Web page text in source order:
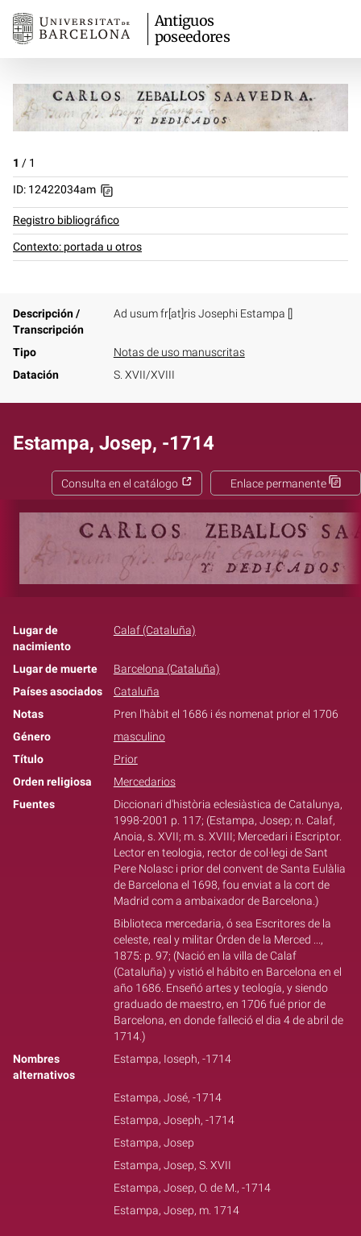
Antiguos
poseedores
1 / 1
ID: 12422034am
Registro bibliográfico
Contexto: portada u otros
Descripción /
Transcripción
Ad usum fr[at]ris Josephi Estampa []
Tipo
Notas de uso manuscritas
Datación
S. XVII/XVIII
Estampa, Josep, -1714
Enlace permanente
Consulta en el catálogo
Lugar de
nacimiento
Calaf (Cataluña)
Lugar de muerte
Barcelona (Cataluña)
Países asociados
Cataluña
Notas
Pren l'hàbit el 1686 i és nomenat prior el 1706
Género
masculino
Título
Prior
Orden religiosa
Mercedarios
Fuentes
Diccionari d'història eclesiàstica de Catalunya,
1998-2001 p. 117; (Estampa, Josep; n. Calaf,
Anoia, s. XVII; m. s. XVIII; Mercedari i Escriptor.
Lector en teologia, rector de col·legi de Sant
Pere Nolasc i prior del convent de Santa Eulàlia
de Barcelona el 1698, fou enviat a la cort de
Madrid com a ambaixador de Barcelona.)
Biblioteca mercedaria, ó sea Escritores de la
celeste, real y militar Órden de la Merced ...,
1875: p. 97; (Nació en la villa de Calaf
(Cataluña) y vistió el hábito en Barcelona en el
año 1686. Enseñó artes y teología, y siendo
graduado de maestro, en 1706 fué prior de
Barcelona, en donde falleció el dia 4 de abril de
1714.)
Nombres
alternativos
Estampa, Ioseph, -1714
Estampa, José, -1714
Estampa, Joseph, -1714
Estampa, Josep
Estampa, Josep, S. XVII
Estampa, Josep, O. de M., -1714
Estampa, Josep, m. 1714